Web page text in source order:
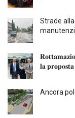
Strade
𝐥𝐚 𝐩𝐫𝐨𝐩𝐨𝐬𝐭𝐚
Ancora